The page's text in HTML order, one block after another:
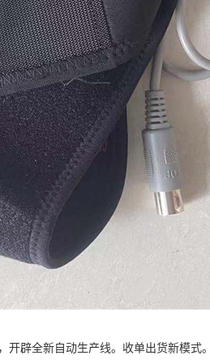
辟全新自动生产线。收单出货新模式